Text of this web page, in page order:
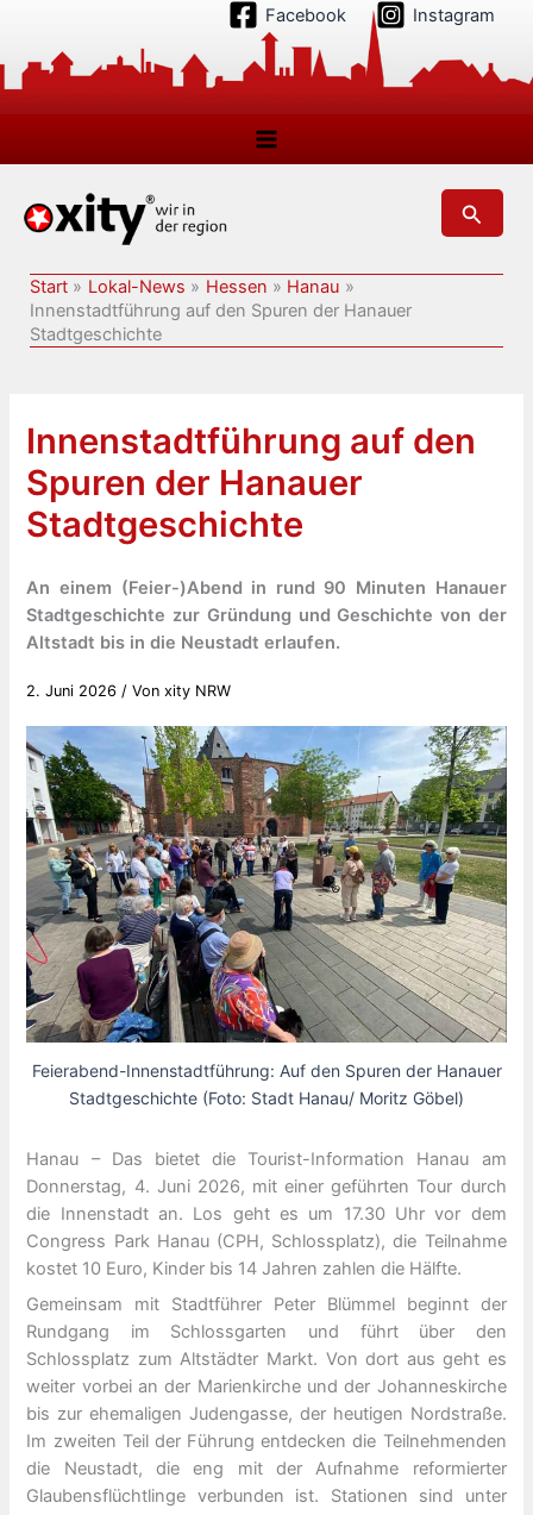
springen
Facebook Instagram
Suchen
Start Lokal-News Hessen
Hanau
Innenstadtführung auf den Spuren der Hanauer
Stadtgeschichte
Innenstadtführung auf den
Spuren der Hanauer
Stadtgeschichte
An einem (Feier-)Abend in rund 90 Minuten Hanauer
Stadtgeschichte zur Gründung und Geschichte von der
Altstadt bis in die Neustadt erlaufen.
2. Juni 2026 / Vonxity NRW
Feierabend-Innenstadtführung: Auf den Spuren der Hanauer
Stadtgeschichte (Foto: Stadt Hanau/ Moritz Göbel)
Hanau – Das bietet die Tourist-Information Hanau am
Donnerstag, 4. Juni 2026, mit einer geführten Tour durch
die Innenstadt an. Los geht es um 17.30 Uhr vor dem
Congress Park Hanau (CPH, Schlossplatz), die Teilnahme
kostet 10 Euro, Kinder bis 14 Jahren zahlen die Hälfte.
Gemeinsam mit Stadtführer Peter Blümmel beginnt der
Rundgang im Schlossgarten und führt über den
Schlossplatz zum Altstädter Markt. Von dort aus geht es
weiter vorbei an der Marienkirche und der Johanneskirche
bis zur ehemaligen Judengasse, der heutigen Nordstraße.
Im zweiten Teil der Führung entdecken die Teilnehmenden
die Neustadt, die eng mit der Aufnahme reformierter
Glaubensflüchtlinge verbunden ist. Stationen sind unter